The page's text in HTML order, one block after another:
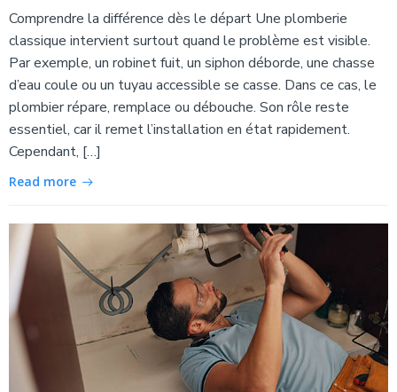
Comprendre la différence dès le départ Une plomberie
classique intervient surtout quand le problème est visible.
Par exemple, un robinet fuit, un siphon déborde, une chasse
d’eau coule ou un tuyau accessible se casse. Dans ce cas, le
plombier répare, remplace ou débouche. Son rôle reste
essentiel, car il remet l’installation en état rapidement.
Cependant, […]
Read more